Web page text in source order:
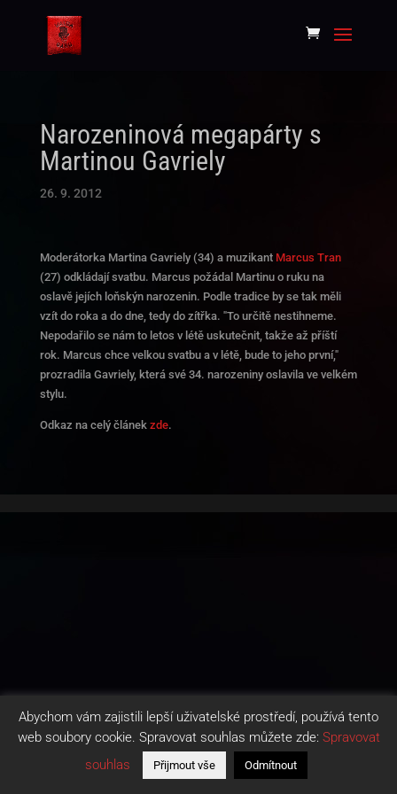
Narozeninová megapárty s
Martinou Gavriely
26. 9. 2012
Moderátorka Martina Gavriely (34) a muzikant Marcus Tran
(27) odkládají svatbu. Marcus požádal Martinu o ruku na
oslavě jejích loňskýn narozenin. Podle tradice by se tak měli
vzít do roka a do dne, tedy do zítřka. "To určitě nestihneme.
Nepodařilo se nám to letos v létě uskutečnit, takže až příští
rok. Marcus chce velkou svatbu a v létě, bude to jeho první,"
prozradila Gavriely, která své 34. narozeniny oslavila ve velkém
stylu.
Odkaz na celý článek zde.
Abychom vám zajistili lepší uživatelské prostředí, používá tento
web soubory cookie. Spravovat souhlas můžete zde: Spravovat
souhlas
Přijmout vše Odmítnout